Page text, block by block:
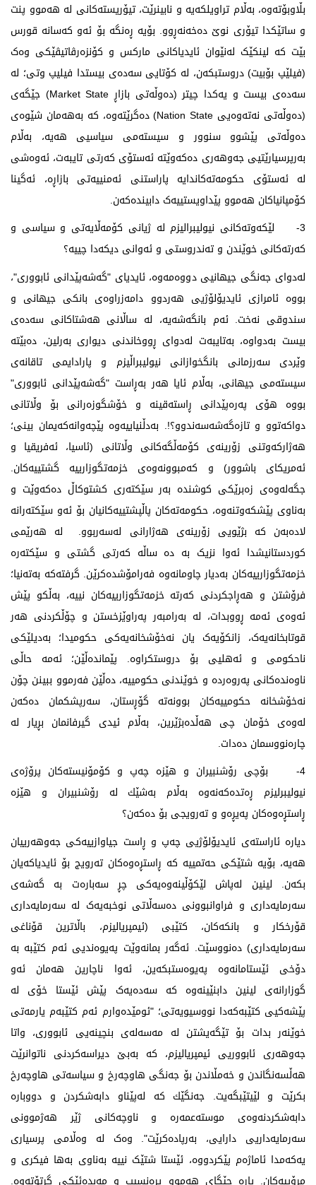
بڵاوبۆتەوە، بەڵام تراویلکەیە و نابینرێت، تیۆریستەکانی لە هەموو پنت
و ساتێکدا تیۆری نوێ دەخەنەڕوو. بۆیە ڕەنگە بۆ ئەو کەسانە قورس
بێت کە لینکێک لەنێوان ئایدیاکانی مارکس و كۆنزه‌رڤاتیڤێکی وەک
(فیلێپ بۆبیت) دروستبکەن، لە کۆتایی سەدەی بیستدا فیلیپ وتی؛ له‌
سه‌ده‌ی بیست و یه‌كدا چیتر (ده‌وڵه‌تی بازاڕ Market State) جێگه‌ی
(ده‌وڵه‌تی نه‌ته‌وه‌یی Nation State) ده‌گرێته‌وه‌، كه‌ به‌هه‌مان شێوه‌ی
ده‌وڵه‌تی پێشوو سنوور و سیستەمی سیاسیی هه‌یه‌، به‌ڵام
به‌رپرسیارێتیی جه‌وهه‌ری ده‌كه‌وێته‌ ئه‌ستۆی كه‌رتی تایبه‌ت، ئەوەشی
لە ئەستۆی حکومەتەکاندایە پاراستنی ئەمنییەتی بازاڕە، ئەگینا
کۆمپانیاکان هەموو پێداویستییەک دابیندەکەن.
3- لێكەوتەكانی نیولیبرالیزم لە ژیانی كۆمەڵایەتی و سیاسی و
كەرتەكانی خوێندن و تەندروستی و ئەوانی دیكەدا چییە؟
لەدوای جەنگی جیهانیی دووەمەوە، ئایدیای "گەشەپێدانی ئابووری"،
بووە ئامرازی ئایدیۆلۆژیی هەردوو دامەزراوەی بانکی جیهانی و
سندوقی نەخت. ئەم بانگەشەیە، لە ساڵانی هەشتاکانی سەدەی
بیست بەدواوە، بەتایبەت لەدوای ڕووخاندنی دیواری بەرلین، دەبێتە
وێردی سەرزمانی بانگخوازانی نیولیبراڵیزم و پارادایمی تاقانەی
سیستەمی جیهانی، بەڵام ئایا هەر بەڕاست "گەشەپێدانی ئابووری"
بووە هۆی پەرەپێدانی ڕاستەقینە و خۆشگوزەرانی بۆ وڵاتانی
دواکەتوو و تازەگەشەسەندوو؟!. بەدڵنیاییەوە پێچەوانەکەیمان بینی؛
هەژارکەوتنی زۆرینەی کۆمەڵگەکانی وڵاتانی (ئاسیا، ئەفریقیا و
ئەمریکای باشوور) و کەمبوونەوەی خزمەتگوزارییە گشتییەکان.
جگەلەوەی زەبرێکی کوشندە بەر سێکتەری کشتوکاڵ دەکەوێت و
بەناوی پێشکەوتنەوە، حکومەتەکان پاڵپشتییەکانیان بۆ ئەو سێکتەرانە
لادەبەن کە بژێویی زۆرینەی هەژارانی لەسەربوو. لە هەرێمی
کوردستانیشدا ئەوا نزیک بە دە ساڵە کەرتی گشتی و سێکتەرە
خزمەتگوزارییەکان بەدیار چاومانەوە فەرامۆشدەکرێن. گرفتەکە بەتەنیا؛
فرۆشتن و هەڕاجکردنی کەرتە خزمەتگوزارییەکان نییە، بەڵکو پێش
ئەوەی ئەمە ڕووبدات، لە بەرامبەر پەراوێزخستن و چۆڵکردنی هەر
قوتابخانەیەک، زانکۆیەک یان نەخۆشخانەیەکی حکومیدا؛ بەدیلێکی
ناحکومی و ئەهلیی بۆ دروستکراوە. پێماندەڵێن؛ ئەمە حاڵی
ناوەندەکانی پەروەردە و خوێندنی حکومییە، دەڵێن فەرموو ببینن چۆن
نەخۆشخانە حکومییەکان بوونەتە گۆڕستان، سەرپشکمان دەکەن
لەوەی خۆمان چی هەڵدەبژێرین، بەڵام ئیدی گیرفانمان بڕیار لە
چارەنووسمان دەدات.
4- بۆچی رۆشنبیران و هێزە چەپ و كۆمۆنیستەكان پرۆژەی
نیولیبرلیزم ڕەتدەكەنەوە بەڵام بەشێك لە رۆشنبیران و هێزە
ڕاستڕەوەكان پەیڕەو و تەرویجی بۆ دەكەن؟
دیارە ئاراستەی ئایدیۆلۆژیی چەپ و ڕاست جیاوازییەکی جەوهەرییان
هەیە، بۆیە شتێکی حەتمییە کە ڕاستڕەوەکان تەرویج بۆ ئایدیاکەیان
بکەن. لینین لەپاش لێکۆڵینەوەیەکی چڕ سەبارەت بە گەشەی
سەرمایەداری و فراوانبوونی دەسەڵاتی نوخبەیەک لە سەرمایەداری
قۆرخکار و بانکەکان، کتێبی (ئیمپریالیزم، باڵاترین قۆناغی
سه‌رمایه‌داری) دەنووسێت. ئەگەر بمانەوێت پەیوەندیی ئەم کتێبە بە
دۆخی ئێستامانەوە پەیوەستبکەین، ئەوا ناچارین هەمان ئەو
گوزارانەی لینین دابنێینەوە کە سەدەیەک پێش ئێستا خۆی لە
پێشەکیی کتێبەکەدا نووسیویەتی؛ "ئومێده‌وارم ئه‌م كتێبه‌م یارمه‌تی
خوێنه‌ر بدات بۆ تێگه‌یشتن له‌ مه‌سه‌له‌ی بنچینه‌یی ئابووری، واتا
جه‌وهه‌ری ئابووریی ئیمپریالیزم، كه‌ به‌بێ دیراسه‌كردنی ناتوانرێت
هه‌ڵسه‌نگاندن و خه‌مڵاندن بۆ جه‌نگی هاوچه‌رخ و سیاسه‌تی هاوچه‌رخ
بكرێت و لێیتێبگه‌یت. جه‌نگێك کە له‌پێناو دابه‌شكردن و دووباره‌
دابه‌شكردنه‌وه‌ی موسته‌عمەره‌ و ناوچه‌كانی ژێر هه‌ژموونی
سه‌رمایه‌داریی دارایی، بەرپادەکرێت". وەک لە وەڵامی پرسیاری
یەکەمدا ئاماژەم پێکردووە، ئێستا شتێک نییە بەناوی بەها فیکری و
مرۆییەکان. پارە جێگای هەموو پرەنسیپ و مەبدەئێکی گرتۆتەوە.